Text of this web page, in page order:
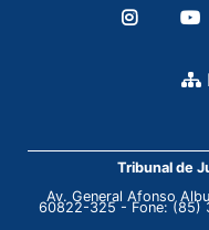
Tribunal de
Av. General Afonso
60822-325 - Fone: (85)